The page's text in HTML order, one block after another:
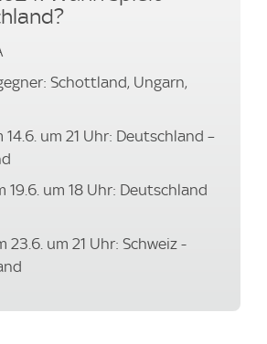
Schottland, Ungarn,
14.6. um 21 Uhr: Deutschland –
19.6. um 18 Uhr: Deutschland
23.6. um 21 Uhr: Schweiz -